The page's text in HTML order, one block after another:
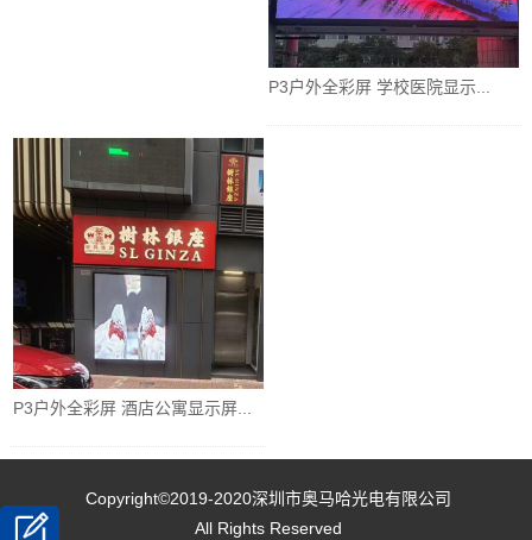
P3户外全彩屏 学校医院显示...
P3户外全彩屏 酒店公寓显示屏...
Copyright©2019-2020深圳市奥马哈光电有限公司
All Rights Reserved